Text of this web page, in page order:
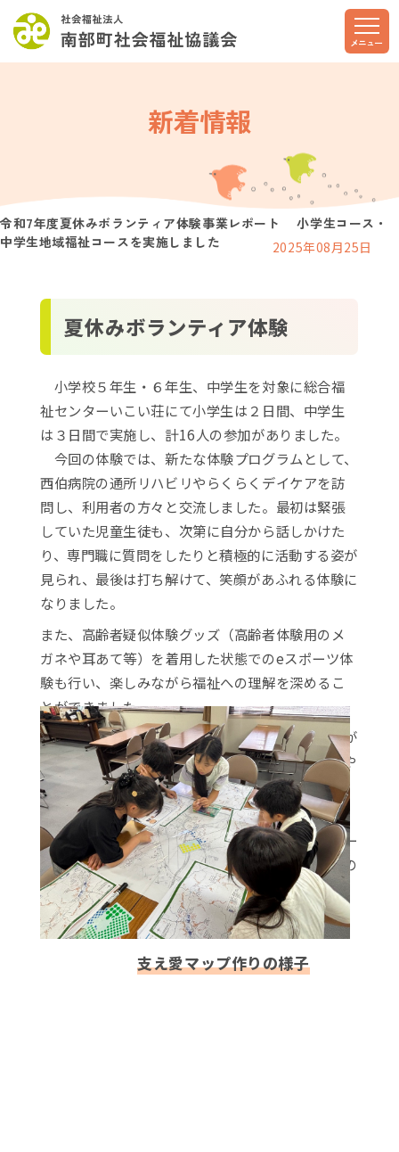
このページの本文へ
メニュー
新着情報
令和7年度夏休みボランティア体験事業レポート 小学生コース・
中学生地域福祉コースを実施しました
2025年08月25日
夏休みボランティア体験
小学校５年生・６年生、中学生を対象に総合福
祉センターいこい荘にて小学生は２日間、中学生
は３日間で実施し、計16人の参加がありました。
今回の体験では、新たな体験プログラムとして、
西伯病院の通所リハビリやらくらくデイケアを訪
問し、利用者の方々と交流しました。最初は緊張
していた児童生徒も、次第に自分から話しかけた
り、専門職に質問をしたりと積極的に活動する姿が
見られ、最後は打ち解けて、笑顔があふれる体験に
なりました。
また、高齢者疑似体験グッズ（高齢者体験用のメ
ガネや耳あて等）を着用した状態でのeスポーツ体
験も行い、楽しみながら福祉への理解を深めるこ
とができました。
一方で、支え愛マップづくり体験では、それぞれが
自分なりに考えて発言する姿もあり、自分の地域や
防災を考える新しい学びにつながりました。
更に、中学生はあいみ児童クラブで楽食クラブの
方々と活動を共にして、小学生の調理実習のサポー
トを行い、一緒に調理や片付けをする中で、年下の
子どもたちに声をかけたり手助けをしたりする姿
が見られました。
支え愛マップ作りの様子